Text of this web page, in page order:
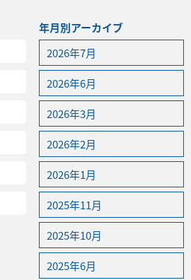
よくある質問
アクセス＆周辺情報
ビーチランド支援プログラム
年月別アーカイブ
2026年7月
2026年6月
2026年3月
2026年2月
2026年1月
2025年11月
2025年10月
2025年6月